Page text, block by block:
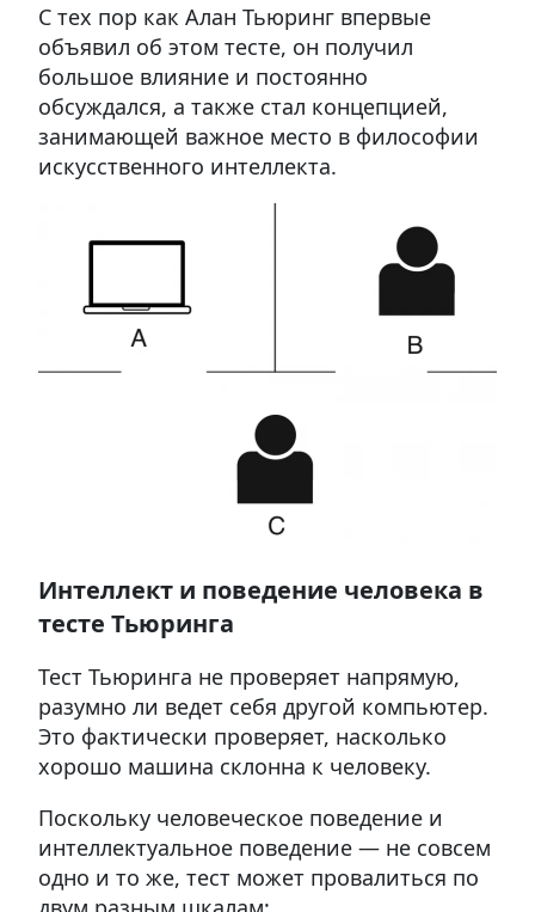
С тех пор как Алан Тьюринг впервые
объявил об этом тесте, он получил
большое влияние и постоянно
обсуждался, а также стал концепцией,
занимающей важное место в философии
искусственного интеллекта.
Интеллект и поведение человека в
тесте Тьюринга
Тест Тьюринга не проверяет напрямую,
разумно ли ведет себя другой компьютер.
Это фактически проверяет, насколько
хорошо машина склонна к человеку.
Поскольку человеческое поведение и
интеллектуальное поведение — не совсем
одно и то же, тест может провалиться по